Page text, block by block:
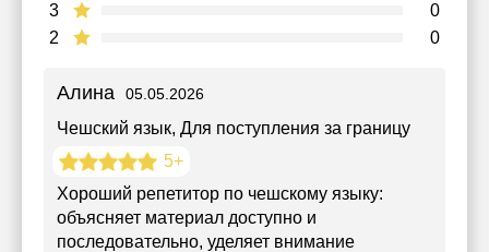
2 0
3 0
Алина 05.05.2026
Чешский язык, Для поступления за границу
5+
Хороший репетитор по чешскому языку:
объясняет материал доступно и
последовательно, уделяет внимание